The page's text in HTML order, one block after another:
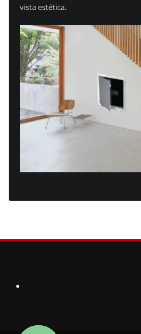
vista estética.